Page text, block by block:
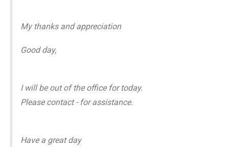
My thanks and appreciation
Good day,
I will be out of the office for today.
Please contact - for assistance.
Have a great day